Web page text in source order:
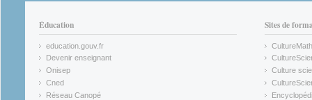
Éducation
education.gouv.fr
(link is external)
Devenir enseignant
(link is external)
Onisep
(link is external)
Cned
(link is external)
Réseau Canopé
Sites de
CultureMath
(link is
(link is
Culture
(link is